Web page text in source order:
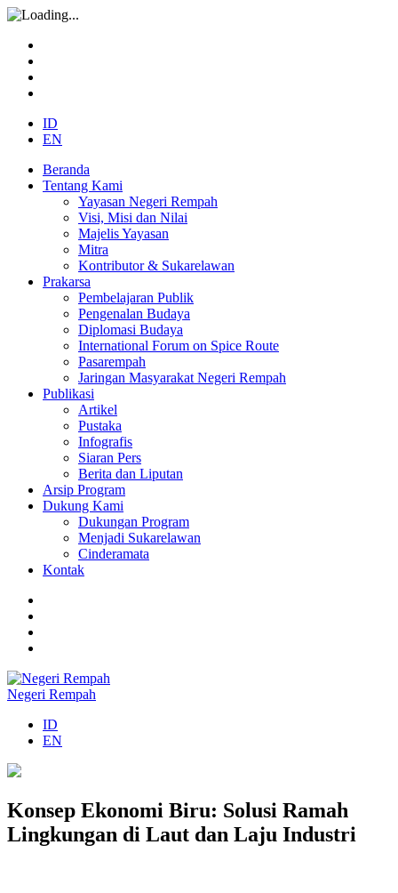
ID
EN
Beranda
Tentang Kami
Yayasan Negeri Rempah
Visi, Misi dan Nilai
Majelis Yayasan
Mitra
Kontributor & Sukarelawan
Prakarsa
Pembelajaran Publik
Pengenalan Budaya
Diplomasi Budaya
International Forum on Spice Route
Pasarempah
Jaringan Masyarakat Negeri Rempah
Publikasi
Artikel
Pustaka
Infografis
Siaran Pers
Berita dan Liputan
Arsip Program
Dukung Kami
Dukungan Program
Menjadi Sukarelawan
Cinderamata
Kontak
Negeri Rempah
ID
EN
Konsep Ekonomi Biru: Solusi Ramah
Lingkungan di Laut dan Laju Industri